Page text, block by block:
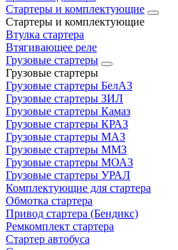
Стартеры и комплектующие
Стартеры и комплектующие
Втулка стартера
Втягивающее реле
Грузовые стартеры
Грузовые стартеры
Грузовые стартеры БелАЗ
Грузовые стартеры ЗИЛ
Грузовые стартеры Камаз
Грузовые стартеры КРАЗ
Грузовые стартеры МАЗ
Грузовые стартеры ММЗ
Грузовые стартеры МОАЗ
Грузовые стартеры УРАЛ
Комплектующие для стартера
Обмотка стартера
Привод стартера (Бендикс)
Ремкомплект стартера
Стартер автобуса